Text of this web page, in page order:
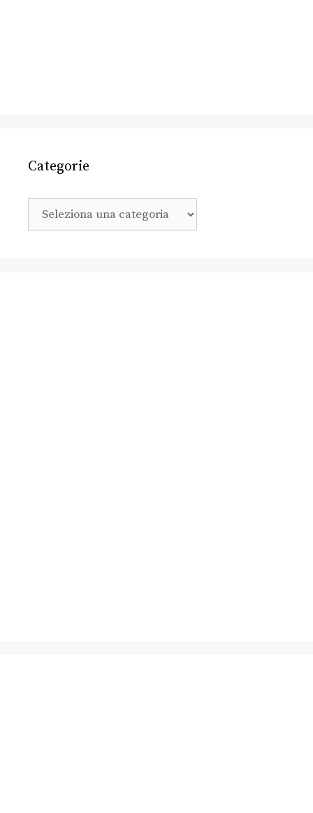
Categorie